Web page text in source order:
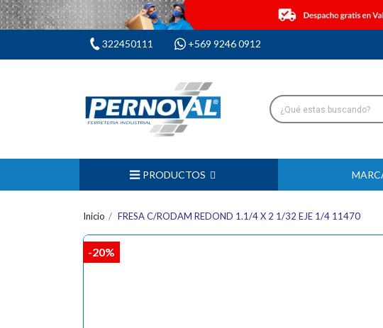
322450111 +569 9246 0912
PRODUCTOS
Inicio FRESA C/RODAM REDOND 1.1/4 X 2 1/32 EJE 1/4 11470
-20%